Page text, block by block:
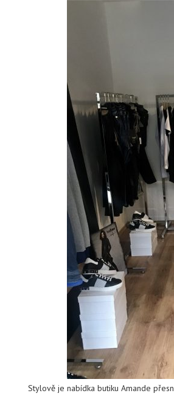
Stylově je nabídka butiku Amande